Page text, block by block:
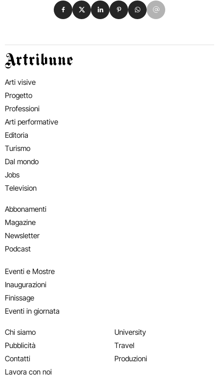
Condividi su Facebook
Condividi su X
Condividi su LinkedIn
Condividi su Pinterest
Condividi su WhatsApp
Condividi su Email
Artribune
Arti visive
Progetto
Professioni
Arti performative
Editoria
Turismo
Dal mondo
Jobs
Television
Abbonamenti
Magazine
Newsletter
Podcast
Eventi e Mostre
Inaugurazioni
Finissage
Eventi in giornata
Chi siamo
Pubblicità
Contatti
Lavora con noi
University
Travel
Produzioni